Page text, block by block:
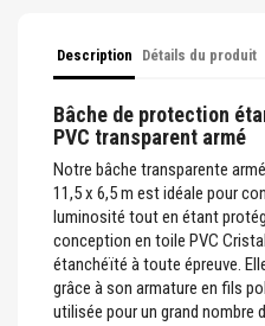
Description Détails du produit
Bâche de protection
PVC transparent armé
Notre bâche transparente
11,5 x 6,5 m est idéale pour
luminosité tout en étant
conception en toile PVC
étanchéïté à toute épreuve.
grâce à son armature en fils
utilisée pour un grand nombre